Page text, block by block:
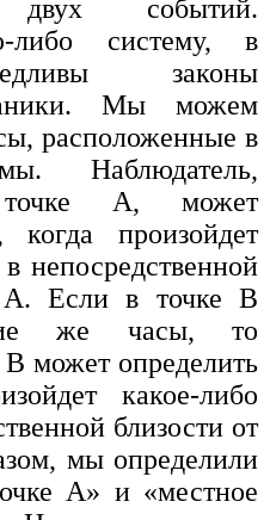
двух событий.
либо систему, в
законы
Мы можем
расположенные в
Наблюдатель,
А, может
когда произойдет
непосредственной
А. Если в точке В
же часы, то
В может определить
какое-либо
близости от
мы определили
А» и «местное